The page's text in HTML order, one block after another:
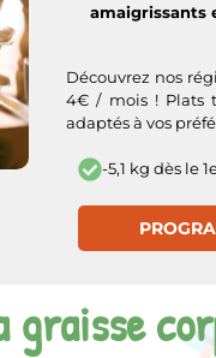
amaigrissants
Découvrez nos
4€ / mois ! Plats
adaptés à vos
-5,1 kg dès le
graisse